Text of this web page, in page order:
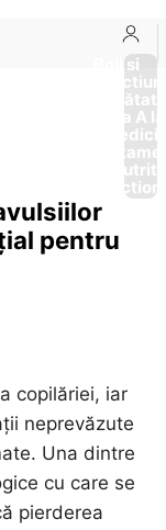
Boli si
Afectiuni
Sănătate
de la A
pentru
copilăriei, iar
neprevăzute
Una dintre
cu care se
pierderea